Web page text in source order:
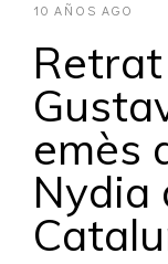
10 AÑOS AGO
emès
Nydia